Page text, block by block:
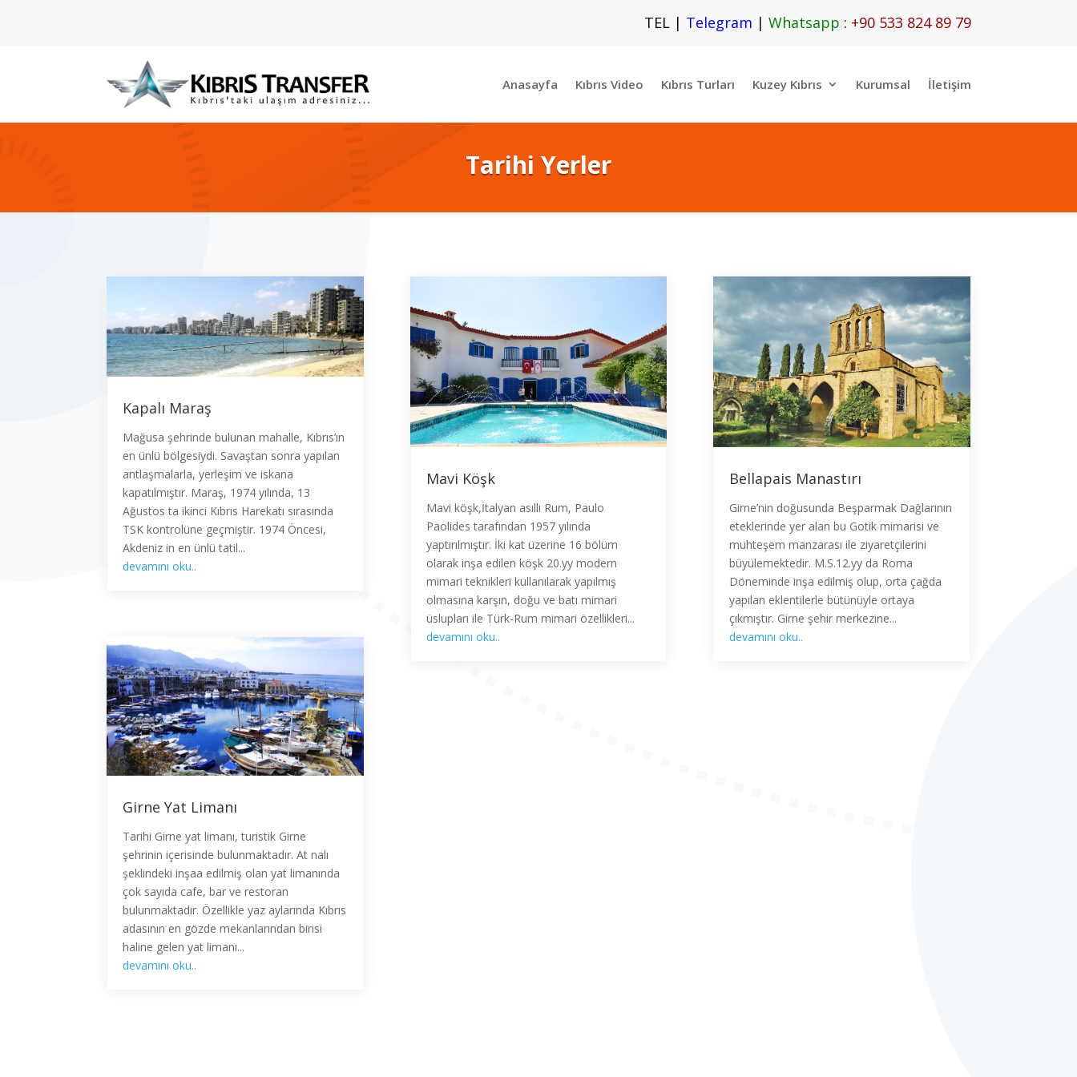
TEL | Telegram | Whatsapp : +90 533 824 89 79
Anasayfa Kıbrıs Video Kıbrıs Turları Kuzey Kıbrıs Kurumsal İletişim
Tarihi Yerler
Kapalı Maraş
Mağusa şehrinde bulunan mahalle, Kıbrıs’ın
en ünlü bölgesiydi. Savaştan sonra yapılan
antlaşmalarla, yerleşim ve iskana
kapatılmıştır. Maraş, 1974 yılında, 13
Ağustos ta ikinci Kıbrıs Harekatı sırasında
TSK kontrolüne geçmiştir. 1974 Öncesi,
Akdeniz in en ünlü tatil...
devamını oku..
Girne Yat Limanı
Tarihi Girne yat limanı, turistik Girne
şehrinin içerisinde bulunmaktadır. At nalı
şeklindeki inşaa edilmiş olan yat limanında
çok sayıda cafe, bar ve restoran
bulunmaktadır. Özellikle yaz aylarında Kıbrıs
adasının en gözde mekanlarından birisi
haline gelen yat limanı...
devamını oku..
Mavi Köşk
Mavi köşk,İtalyan asıllı Rum, Paulo
Paolides tarafından 1957 yılında
yaptırılmıştır. İki kat üzerine 16 bölüm
olarak inşa edilen köşk 20.yy modern
mimari teknikleri kullanılarak yapılmış
olmasına karşın, doğu ve batı mimari
üslupları ile Türk-Rum mimari özellikleri...
devamını oku..
Bellapais Manastırı
Girne’nin doğusunda Beşparmak Dağlarının
eteklerinde yer alan bu Gotik mimarisi ve
muhteşem manzarası ile ziyaretçilerini
büyülemektedir. M.S.12.yy da Roma
Döneminde inşa edilmiş olup, orta çağda
yapılan eklentilerle bütünüyle ortaya
çıkmıştır. Girne şehir merkezine...
devamını oku..